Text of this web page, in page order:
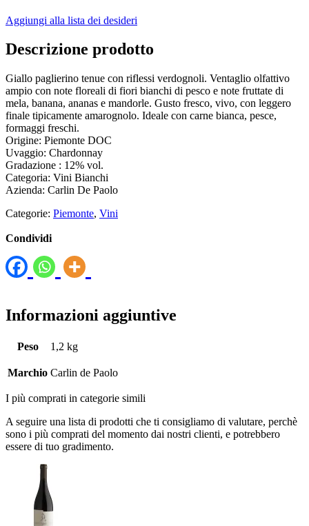
Aggiungi alla lista dei desideri
Descrizione prodotto
Giallo paglierino tenue con riflessi verdognoli. Ventaglio olfattivo
ampio con note floreali di fiori bianchi di pesco e note fruttate di
mela, banana, ananas e mandorle. Gusto fresco, vivo, con leggero
finale tipicamente amarognolo. Ideale con carne bianca, pesce,
formaggi freschi.
Origine: Piemonte DOC
Uvaggio: Chardonnay
Gradazione : 12% vol.
Categoria: Vini Bianchi
Azienda: Carlin De Paolo
Categorie: Piemonte, Vini
Condividi
Informazioni aggiuntive
Peso 1,2 kg
Marchio Carlin de Paolo
I più comprati in categorie simili
A seguire una lista di prodotti che ti consigliamo di valutare, perchè
sono i più comprati del momento dai nostri clienti, e potrebbero
essere di tuo gradimento.